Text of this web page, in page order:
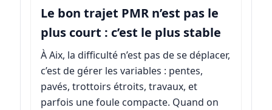
Le bon trajet PMR n’est pas le
plus court : c’est le plus stable
À Aix, la difficulté n’est pas de se déplacer,
c’est de gérer les variables : pentes,
pavés, trottoirs étroits, travaux, et
parfois une foule compacte. Quand on